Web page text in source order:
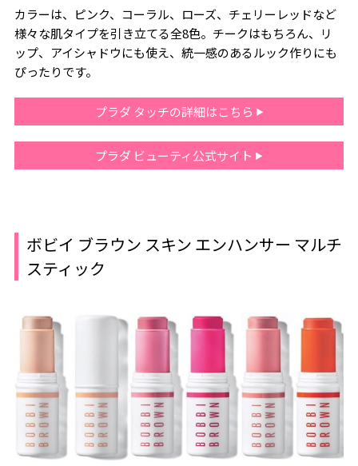
カラーは、ピンク、コーラル、ローズ、チェリーレッドなど
様々な肌タイプを引き立てる全8色。チークはもちろん、リ
ップ、アイシャドウにも使え、統一感のあるルック作りにも
ぴったりです。
プラダ タッチの詳細はこちら
プラダ ビューティ公式サイト
ボビイ ブラウン スキン エンハンサー マルチ
スティック